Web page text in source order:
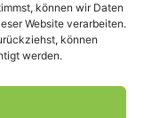
können wir Daten
Website verarbeiten.
können
werden.